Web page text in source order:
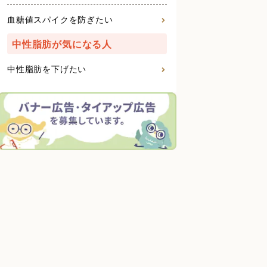
血糖値スパイクを防ぎたい
中性脂肪が気になる人
中性脂肪を下げたい